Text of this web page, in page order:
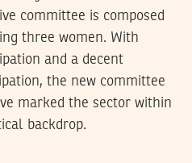
committee is composed
three women. With
and a decent
the new committee
marked the sector within
backdrop.